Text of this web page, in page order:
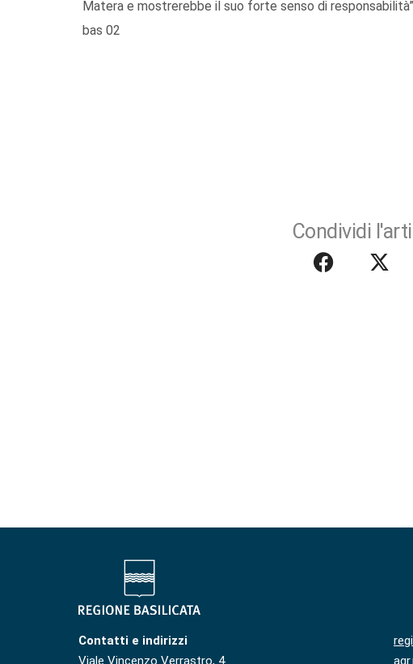
Matera e mostrerebbe il suo forte senso di
bas 02
Condividi
Contatti e indirizzi
Viale Vincenzo Verrastro, 4